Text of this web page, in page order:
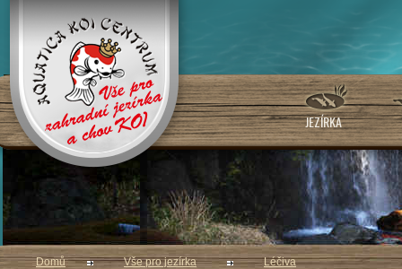
JEZÍRKA
Domů Vše pro jezírka Léčiva